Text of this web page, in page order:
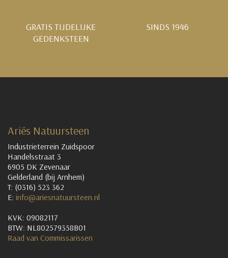
GRATIS TIJDELIJKE
GEDENKSTEEN
SINDS 1946
Ariës Natuursteen
Industrieterrein Zuidspoor
Handelsstraat 3
6905 DK Zevenaar
Gelderland (bij Arnhem)
T: (0316) 523 362
E: info@ariesnatuursteen.nl
KVK: 09082117
BTW: NL802579358B01
Raad van Commissarissen